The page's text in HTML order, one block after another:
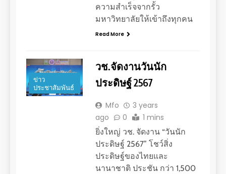
ความสำเร็จจากรั้ว
มหาวิทยาลัยให้เข้าถึงทุกคน
Read More
ข่าว
ประชาสัมพันธ์
วช.จัดงานวันนัก
ประดิษฐ์ 2567
Mfo
3 years
ago
0 1 mins
ยิ่งใหญ่ วช. จัดงาน “วันนัก
ประดิษฐ์ 2567” โชว์สิ่ง
ประดิษฐ์ของไทยและ
นานาชาติ ประชัน กว่า 1,500